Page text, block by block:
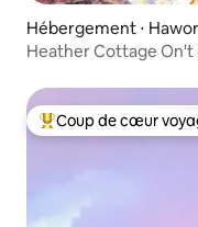
Hébergement ⋅
Heather Cottage On't
Coups de cœur
Coup de cœur